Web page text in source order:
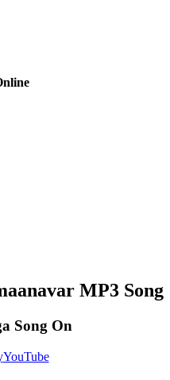
MP3 Song
Song On
YouTube